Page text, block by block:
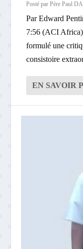
Posté parPère Paul
Par Edward
7:56 (ACI
formulé une
consistoire
EN SAVOIR